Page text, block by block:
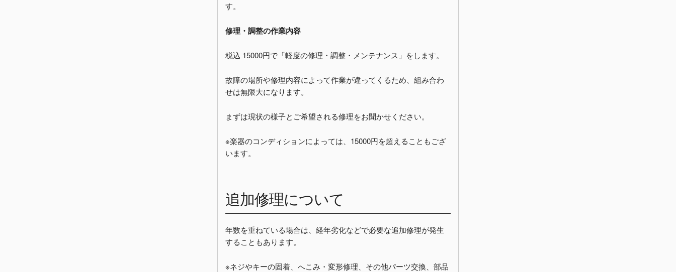
す。
修理・調整の作業内容
税込 15000円で「軽度の修理・調整・メンテナンス」をします。
故障の場所や修理内容によって作業が違ってくるため、組み合わ
せは無限大になります。
まずは現状の様子とご希望される修理をお聞かせください。
※楽器のコンディションによっては、15000円を超えることもござ
います。
追加修理について
年数を重ねている場合は、経年劣化などで必要な追加修理が発生
することもあります。
※ネジやキーの固着、へこみ・変形修理、その他パーツ交換、部品